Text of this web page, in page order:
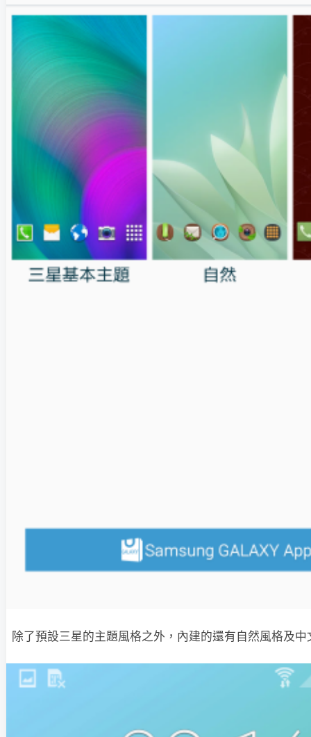
除了預設三星的主題風格之外，內建的還有自然風格及中